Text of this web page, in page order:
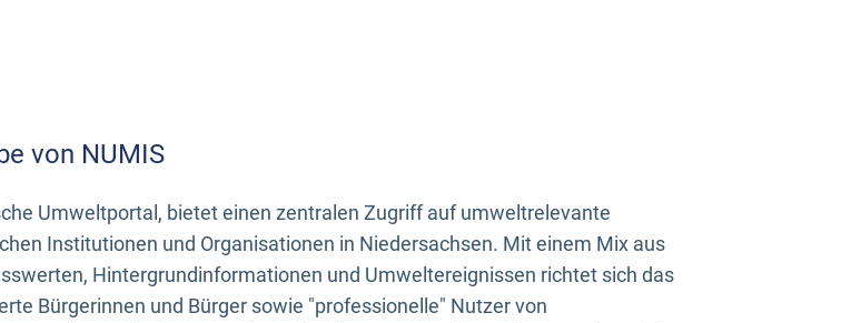
von NUMIS
Umweltportal, bietet einen zentralen Zugriff auf umweltrelevante
Institutionen und Organisationen in Niedersachsen. Mit einem Mix aus
Hintergrundinformationen und Umweltereignissen richtet sich das
Bürgerinnen und Bürger sowie "professionelle" Nutzer von